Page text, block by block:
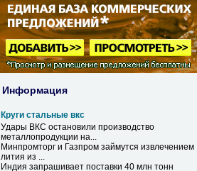
Информация
Круги стальные вкс
Удары ВКС остановили производство
металлопродукции на...
Минпромторг и Газпром займутся извлечением
лития из ...
Индия запрашивает поставки 40 млн тонн